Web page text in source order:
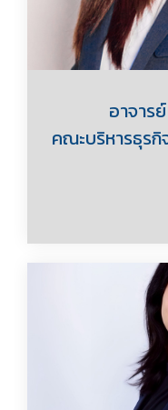
อาจาร
คณะบริหารธุร